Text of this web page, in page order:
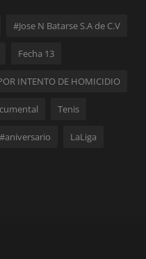
#Jose N Batarse S.A de C.V
Fecha 13
INTENTO DE HOMICIDIO
Tenis
#aniversario LaLiga